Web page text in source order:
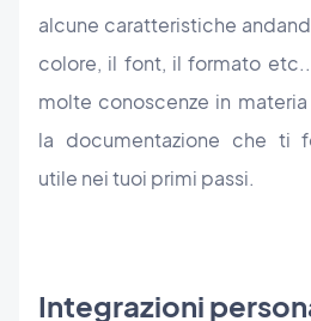
alcune caratteristiche
colore, il font, il formato
molte conoscenze in
la documentazione che ti
utile nei tuoi primi passi.
Integrazioni